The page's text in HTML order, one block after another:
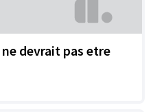
devrait pas etre